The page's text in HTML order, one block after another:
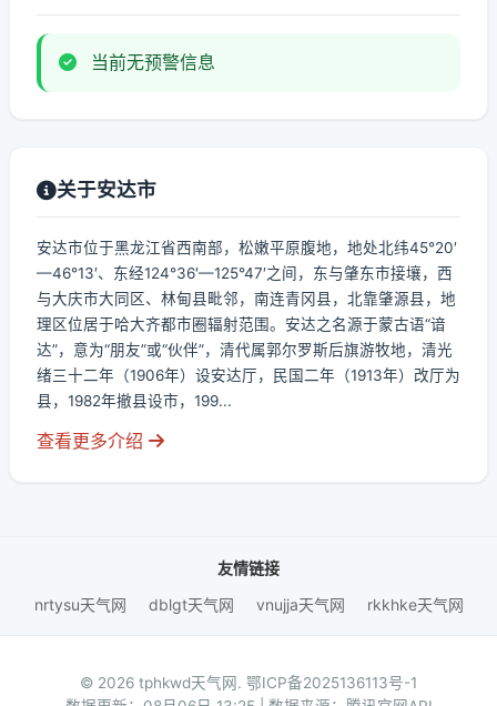
当前无预警信息
关于安达市
安达市位于黑龙江省西南部，松嫩平原腹地，地处北纬45°20′
—46°13′、东经124°36′—125°47′之间，东与肇东市接壤，西
与大庆市大同区、林甸县毗邻，南连青冈县，北靠肇源县，地
理区位居于哈大齐都市圈辐射范围。安达之名源于蒙古语“谙
达”，意为“朋友”或“伙伴”，清代属郭尔罗斯后旗游牧地，清光
绪三十二年（1906年）设安达厅，民国二年（1913年）改厅为
县，1982年撤县设市，199...
查看更多介绍
友情链接
nrtysu天气网
dblgt天气网 vnujja天气网 rkkhke天气网
© 2026 tphkwd天气网. 鄂ICP备2025136113号-1